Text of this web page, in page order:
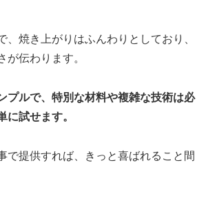
、焼き上がりはふんわりとしており、
が伝わります。
プルで、特別な材料や複雑な技術は必
に試せます。
で提供すれば、きっと喜ばれること間